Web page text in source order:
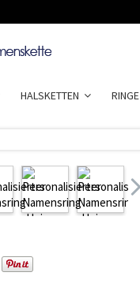
HALSKETTEN RINGE